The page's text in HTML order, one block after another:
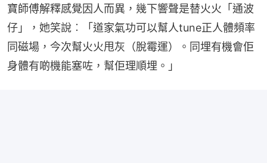
寶師傅解釋感覺因人而異，幾下響聲是替火火「通波
仔」，她笑說︰「道家氣功可以幫人tune正人體頻率
同磁場，今次幫火火甩灰（脫霉運）。同埋有機會佢
身體有啲機能塞咗，幫佢理順埋。」